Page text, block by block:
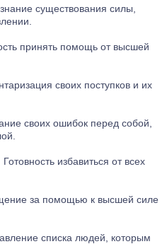
существования силы,
принять помощь от высшей
своих поступков и их
своих ошибок перед собой,
Готовность избавиться от всех
за помощью к высшей силе
списка людей, которым